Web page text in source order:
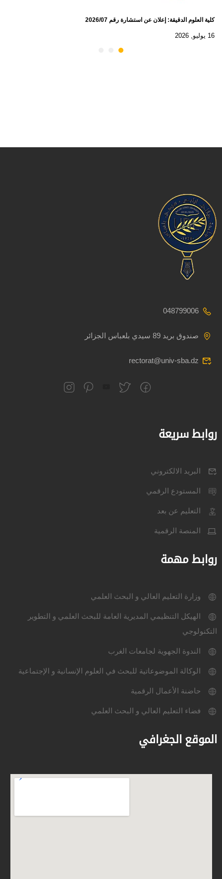
كلية العلوم الدقيقة: إعلان عن استشارة رقم 2026/07
16 يوليو, 2026
048799006
صندوق بريد 89 سيدي بلعباس الجزائر
rectorat@univ-sba.dz
روابط سريعة
البريد الالكتروني
المستودع الرقمي
التعليم عن بعد
المنصة الرقمية
روابط مهمة
وزارة التعليم العالي و البحث العلمي
الهيكل التنظيمي المديرية العامة للبحث العلمي و التطوير
التكنولوجي
الندوة الجهوية لجامعات الغرب
الوكالة الموضوعاتية للبحث في العلوم الإنسانية و الإجتماعية
حاضنة الأعمال الرقمية
فضاء التعليم العالي و البحث العلمي
الموقع الجغرافي